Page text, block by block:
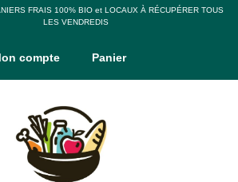
FRAIS 100% BIO et LOCAUX À RÉCUPÉRER TOUS
LES VENDREDIS
compte Panier